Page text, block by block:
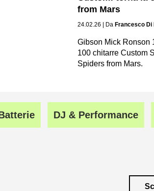
from Mars
24.02.26 | Da Francesco Di
Gibson Mick Ronson
100 chitarre Custom
Spiders from Mars.
DJ & Performance